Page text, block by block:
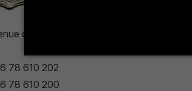
de UMA 8189 Jendouba Nord BP. N°
78 610 202
78 610 200